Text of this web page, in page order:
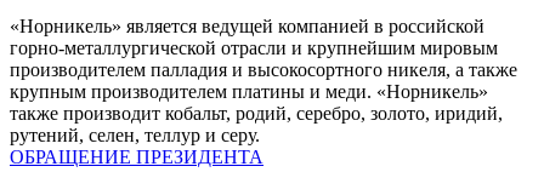
«Норникель» является ведущей компанией в российской
горно-металлургической отрасли и крупнейшим мировым
производителем палладия и высокосортного никеля, а также
крупным производителем платины и меди. «Норникель»
также производит кобальт, родий, серебро, золото, иридий,
рутений, селен, теллур и серу.
ОБРАЩЕНИЕ ПРЕЗИДЕНТА